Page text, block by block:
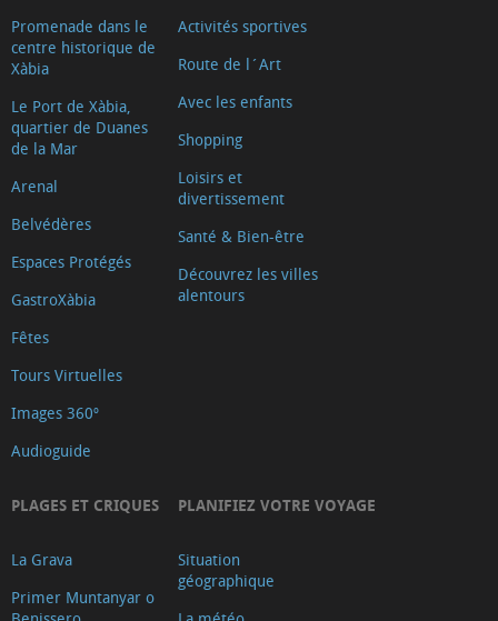
Promenade dans le
centre historique de
Xàbia
Le Port de Xàbia,
quartier de Duanes
de la Mar
Arenal
Belvédères
Espaces Protégés
GastroXàbia
Fêtes
Tours Virtuelles
Images 360º
Audioguide
Activités sportives
Route de l´Art
Avec les enfants
Shopping
Loisirs et
divertissement
Santé & Bien-être
Découvrez les villes
alentours
PLAGES ET CRIQUES
La Grava
Primer Muntanyar o
PLANIFIEZ VOTRE VOYAGE
Situation
géographique